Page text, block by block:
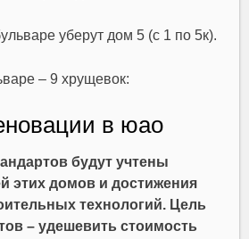
уберут дом 5 (с 1 по 5к).
– 9 хрущевок:
в юао
будут учтены
этих домов и достижения
технологий. Цель
– удешевить стоимость